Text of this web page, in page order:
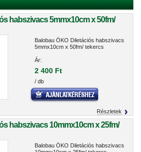
habszivacs 5mmx10cm x 50fm/
Balobau ÖKO Diletációs habszivacs
5mmx10cm x 50fm/ tekercs
Ár:
2 400 Ft
/ db
Részletek
habszivacs 10mmx10cm x 25fm/
Balobau ÖKO Diletációs habszivacs